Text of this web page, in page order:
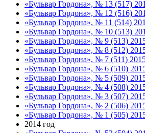
«Бульвар Гордона», № 13 (517)
«Бульвар Гордона», № 12 (516)
«Бульвар Гордона», № 11 (514)
«Бульвар Гордона», № 10 (513)
«Бульвар Гордона», № 9 (513)
«Бульвар Гордона», № 8 (512)
«Бульвар Гордона», № 7 (511)
«Бульвар Гордона», № 6 (510)
«Бульвар Гордона», № 5 (509)
«Бульвар Гордона», № 4 (508)
«Бульвар Гордона», № 3 (507)
«Бульвар Гордона», № 2 (506)
«Бульвар Гордона», № 1 (505)
2014 год